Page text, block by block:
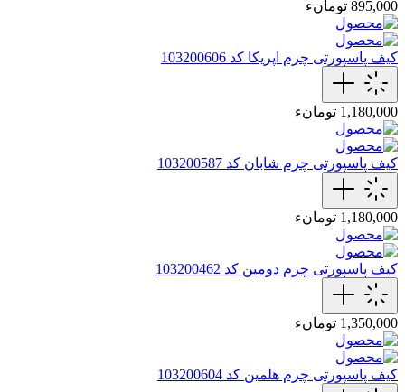
895,000 تومانء
کیف پاسپورتی چرم اپریکا کد 103200606
1,180,000 تومانء
کیف پاسپورتی چرم شابان کد 103200587
1,180,000 تومانء
کیف پاسپورتی چرم دومین کد 103200462
1,350,000 تومانء
کیف پاسپورتی چرم هلمین کد 103200604